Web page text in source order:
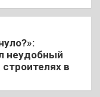
неудобный
в